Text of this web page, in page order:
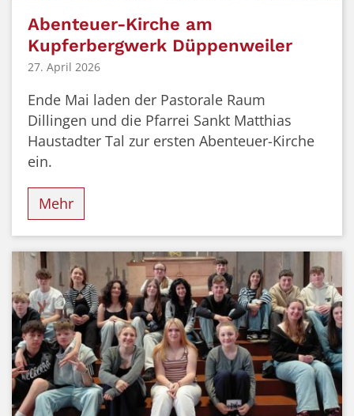
Abenteuer-Kirche am
Kupferbergwerk Düppenweiler
27. April 2026
Ende Mai laden der Pastorale Raum
Dillingen und die Pfarrei Sankt Matthias
Haustadter Tal zur ersten Abenteuer-Kirche
ein.
Mehr